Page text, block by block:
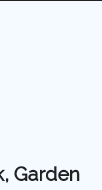
Garden